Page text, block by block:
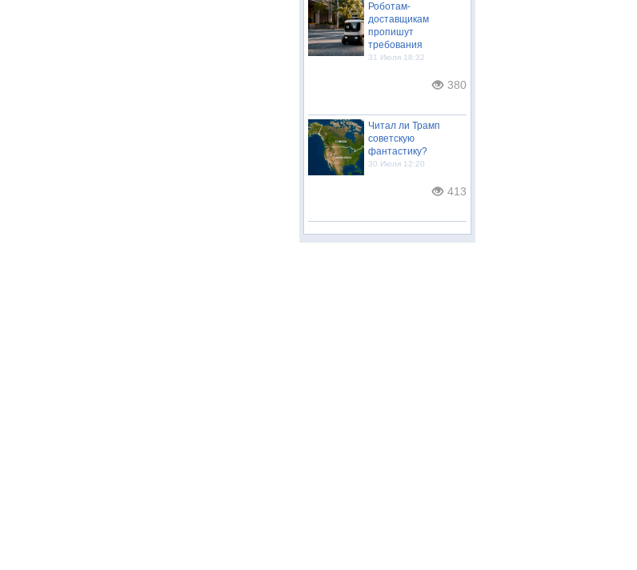
Роботам-
доставщикам
пропишут
требования
31 Июля 18:32
380
Читал ли Трамп
советскую
фантастику?
30 Июля 12:20
413